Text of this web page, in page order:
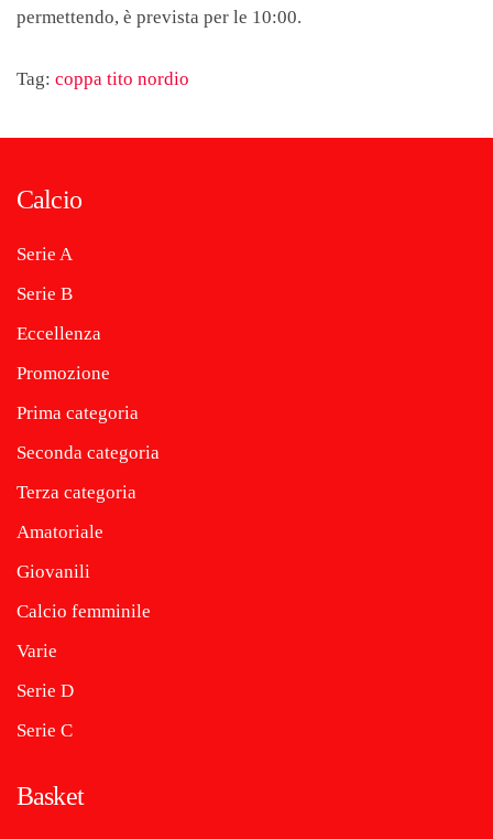
permettendo, è prevista per le 10:00.
Tag: coppa tito nordio
Calcio
Serie A
Serie B
Eccellenza
Promozione
Prima categoria
Seconda categoria
Terza categoria
Amatoriale
Giovanili
Calcio femminile
Varie
Serie D
Serie C
Basket